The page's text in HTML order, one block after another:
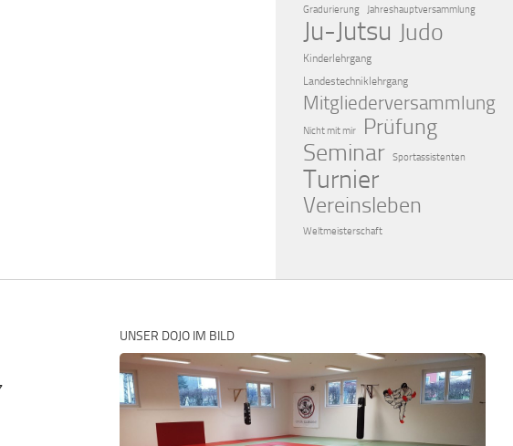
Gradurierung Jahreshauptversammlung
Ju-Jutsu Judo
Kinderlehrgang
Landestechniklehrgang
Mitgliederversammlung
Nicht mit mir Prüfung
Seminar Sportassistenten
Turnier
Vereinsleben
Weltmeisterschaft
UNSER DOJO IM BILD